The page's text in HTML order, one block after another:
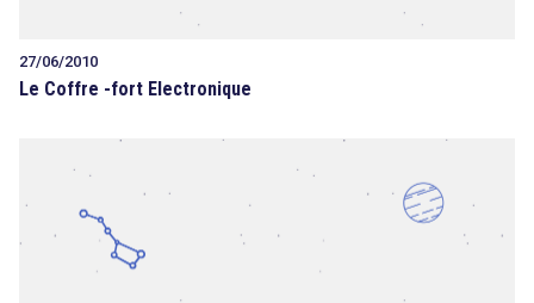
27/06/2010
Le Coffre -fort Electronique